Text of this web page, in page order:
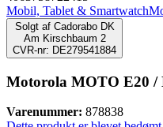
Mobil, Tablet & Smartwatch
Solgt af Cadorabo DK
Am Kirschbaum 2
CVR-nr: DE279541884
Motorola MOTO E20 /
Varenummer: 878838